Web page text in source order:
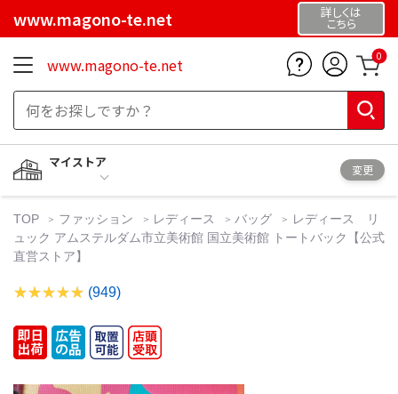
www.magono-te.net 詳しくは
こちら
www.magono-te.net 0
マイストア
変更
TOP ファッション レディース バッグ
レディース リ
ュック アムステルダム市立美術館 国立美術館 トートバック【公式
直営ストア】
(949)